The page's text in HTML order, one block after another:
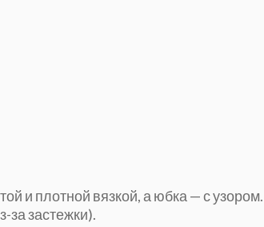
и плотной вязкой, а юбка — с узором.
за застежки).